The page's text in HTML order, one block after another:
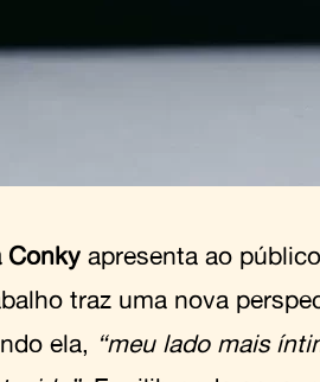
Conky apresenta ao
traz uma nova
ela, “meu lado mais